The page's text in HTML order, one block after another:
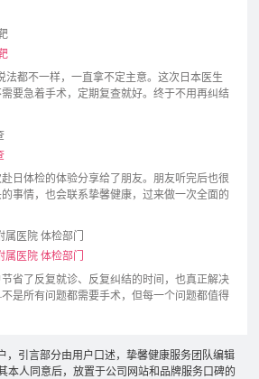
法都不一样，一直拿不定主意。这次日本医生
要急着手术，定期复查就好。终于不用再纠结
日体检的体验分享给了朋友。朋友听完后也很
事情，也会联系挚馨健康，过来做一次全面的
医院 体检部门
省了反复就诊、反复纠结的时间，也真正解决
是所有问题都需要手术，但每一个问题都值得
，引言部分由用户口述，挚馨健康服务团队编辑
本人同意后，放置于公司网站和品牌服务口碑的